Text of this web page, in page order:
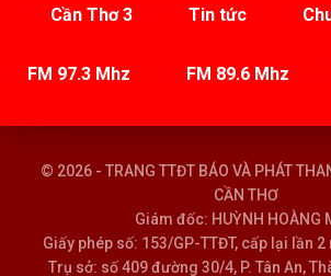
Cần Thơ 3 Tin tức
FM 97.3 Mhz FM 89.6 Mhz
© 2026 - TRANG TTĐT BÁO VÀ PHÁT
CẦN THƠ
Giám đốc: HUỲNH HOÀNG
Giấy phép số: 153/GP-TTĐT, cấp lại lần
Trụ sở: số 409 đường 30/4, P. Tân An,